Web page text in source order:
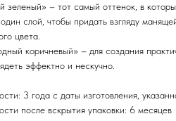
зеленый» – тот самый оттенок, в
слой, чтобы придать взгляду
цвета.
коричневый» – для создания
эффектно и нескучно.
3 года с даты изготовления,
после вскрытия упаковки: 6 месяцев